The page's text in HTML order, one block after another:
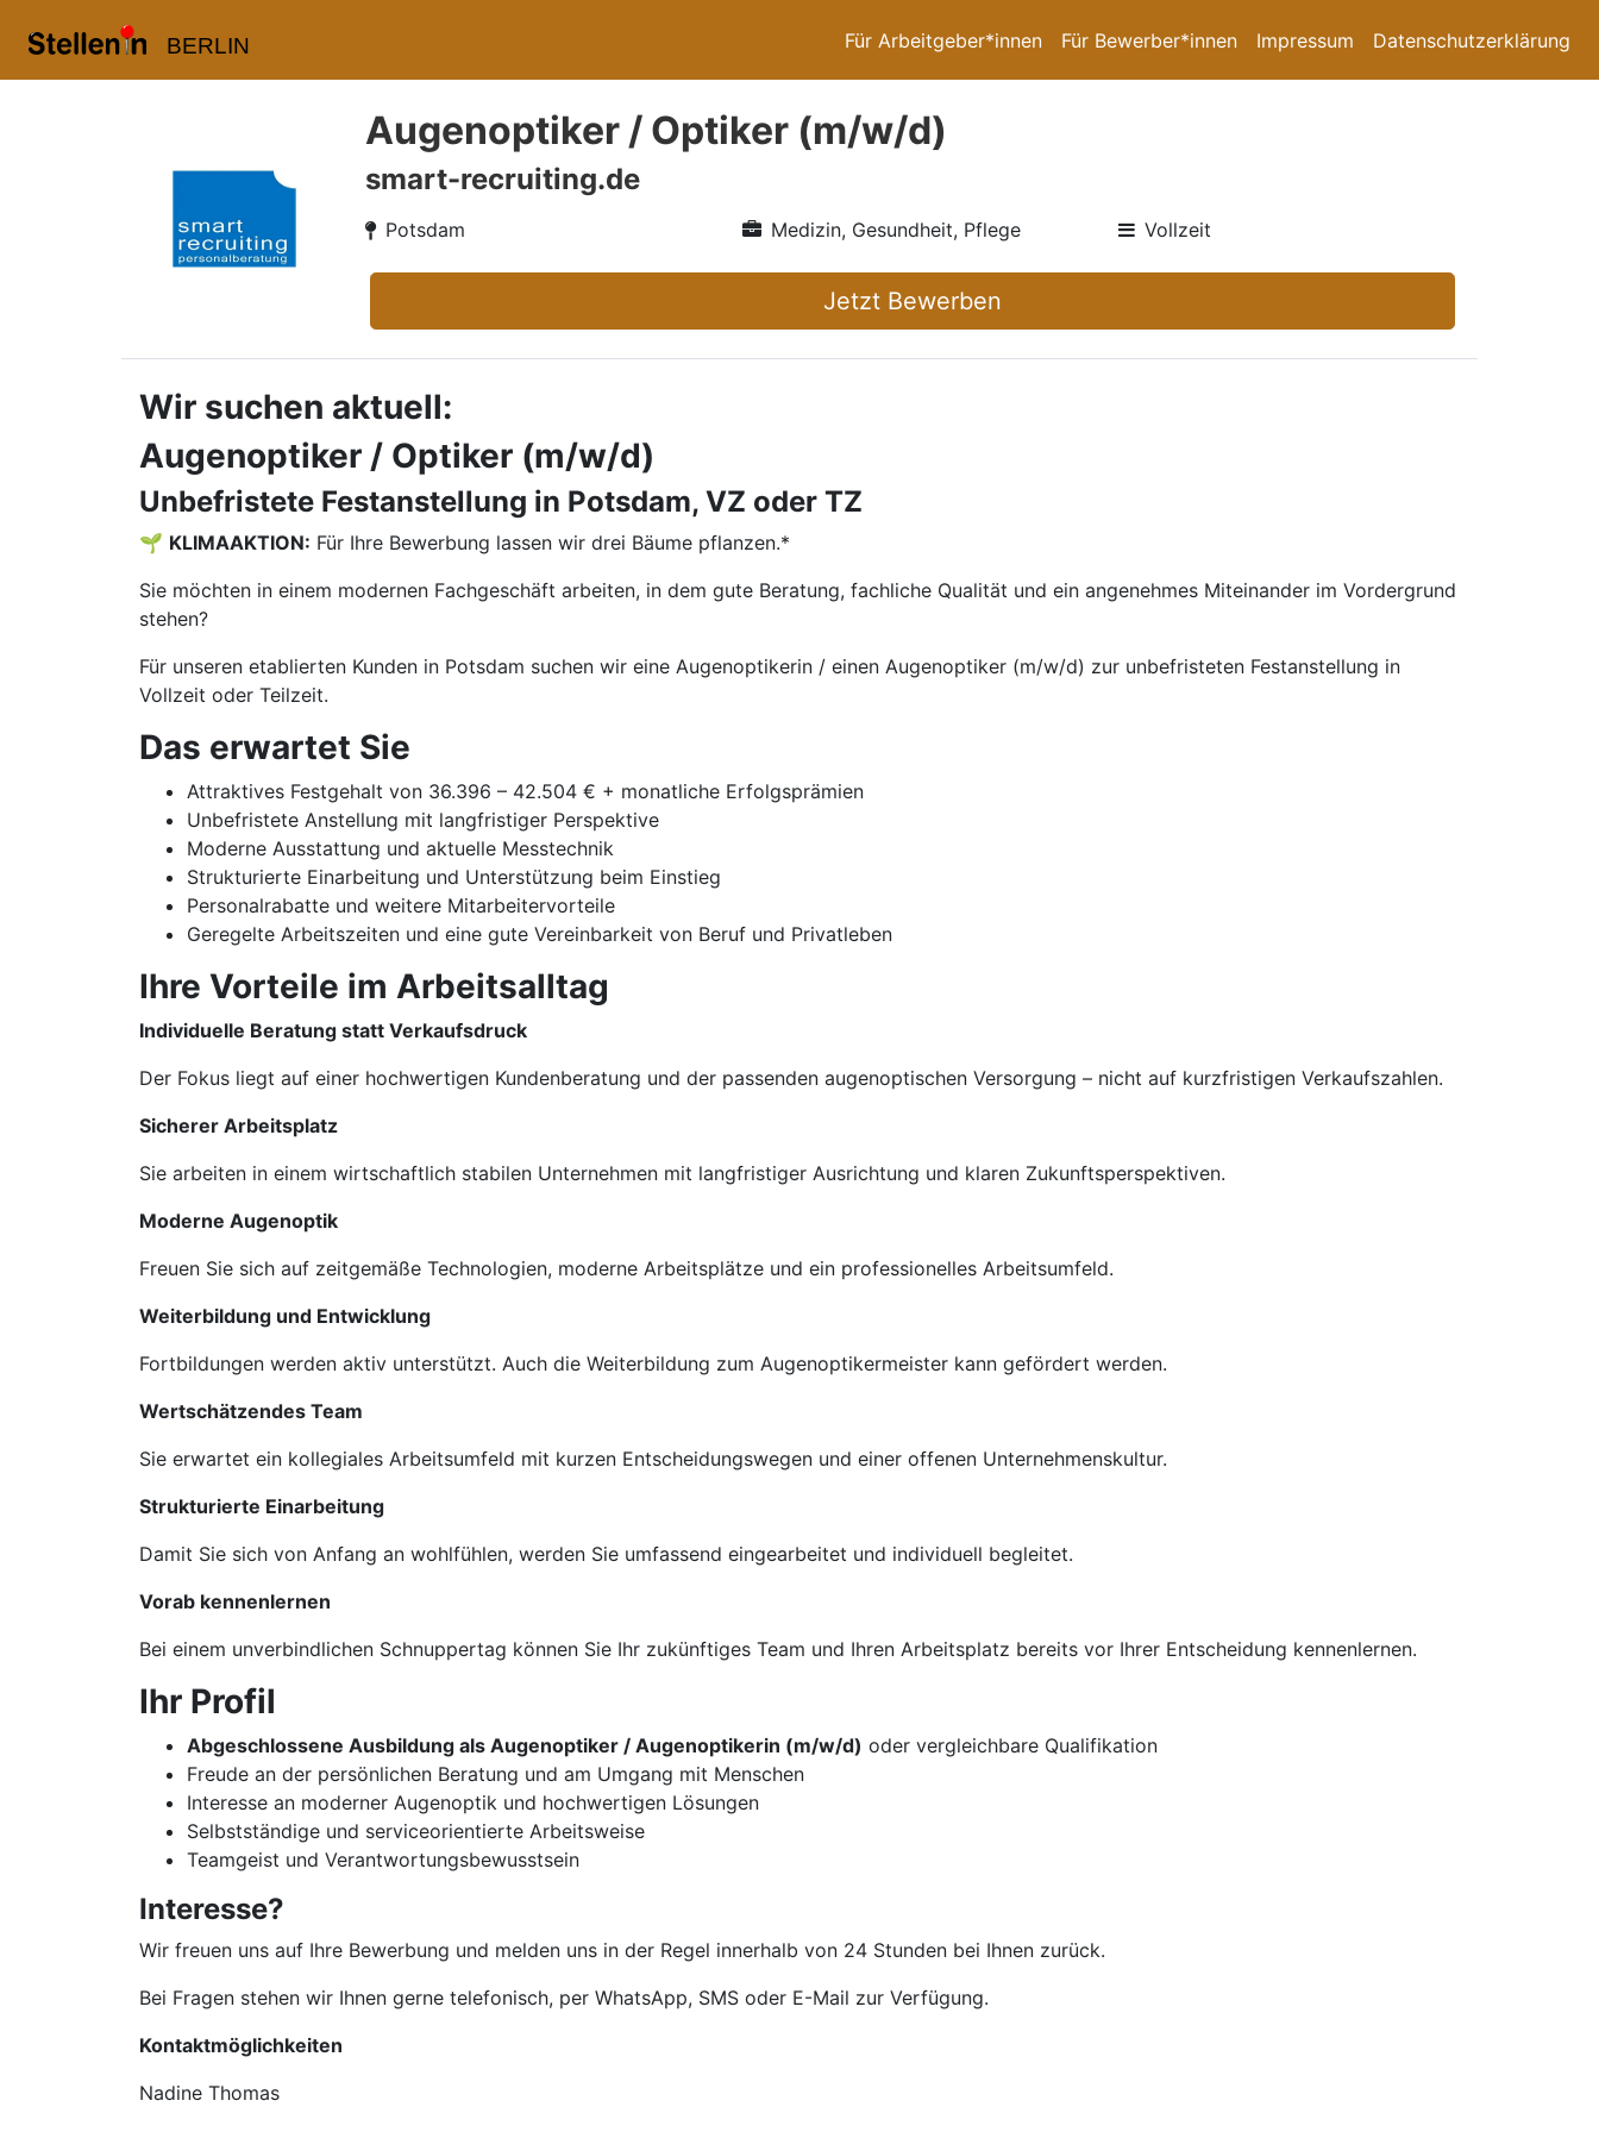
BERLIN Für Arbeitgeber*innen Für Bewerber*innen Impressum Datenschutzerklärung
Augenoptiker / Optiker (m/w/d)
smart-recruiting.de
Potsdam Medizin, Gesundheit, Pflege Vollzeit
Jetzt Bewerben
Wir suchen aktuell:
Augenoptiker / Optiker (m/w/d)
Unbefristete Festanstellung in Potsdam, VZ oder TZ
🌱 KLIMAAKTION: Für Ihre Bewerbung lassen wir drei Bäume pflanzen.*
Sie möchten in einem modernen Fachgeschäft arbeiten, in dem gute Beratung, fachliche Qualität und ein angenehmes Miteinander im Vordergrund
stehen?
Für unseren etablierten Kunden in Potsdam suchen wir eine Augenoptikerin / einen Augenoptiker (m/w/d) zur unbefristeten Festanstellung in
Vollzeit oder Teilzeit.
Das erwartet Sie
Attraktives Festgehalt von 36.396 – 42.504 € + monatliche Erfolgsprämien
Unbefristete Anstellung mit langfristiger Perspektive
Moderne Ausstattung und aktuelle Messtechnik
Strukturierte Einarbeitung und Unterstützung beim Einstieg
Personalrabatte und weitere Mitarbeitervorteile
Geregelte Arbeitszeiten und eine gute Vereinbarkeit von Beruf und Privatleben
Ihre Vorteile im Arbeitsalltag
Individuelle Beratung statt Verkaufsdruck
Der Fokus liegt auf einer hochwertigen Kundenberatung und der passenden augenoptischen Versorgung – nicht auf kurzfristigen Verkaufszahlen.
Sicherer Arbeitsplatz
Sie arbeiten in einem wirtschaftlich stabilen Unternehmen mit langfristiger Ausrichtung und klaren Zukunftsperspektiven.
Moderne Augenoptik
Freuen Sie sich auf zeitgemäße Technologien, moderne Arbeitsplätze und ein professionelles Arbeitsumfeld.
Weiterbildung und Entwicklung
Fortbildungen werden aktiv unterstützt. Auch die Weiterbildung zum Augenoptikermeister kann gefördert werden.
Wertschätzendes Team
Sie erwartet ein kollegiales Arbeitsumfeld mit kurzen Entscheidungswegen und einer offenen Unternehmenskultur.
Strukturierte Einarbeitung
Damit Sie sich von Anfang an wohlfühlen, werden Sie umfassend eingearbeitet und individuell begleitet.
Vorab kennenlernen
Bei einem unverbindlichen Schnuppertag können Sie Ihr zukünftiges Team und Ihren Arbeitsplatz bereits vor Ihrer Entscheidung kennenlernen.
Ihr Profil
Abgeschlossene Ausbildung als Augenoptiker / Augenoptikerin (m/w/d) oder vergleichbare Qualifikation
Freude an der persönlichen Beratung und am Umgang mit Menschen
Interesse an moderner Augenoptik und hochwertigen Lösungen
Selbstständige und serviceorientierte Arbeitsweise
Teamgeist und Verantwortungsbewusstsein
Interesse?
Wir freuen uns auf Ihre Bewerbung und melden uns in der Regel innerhalb von 24 Stunden bei Ihnen zurück.
Bei Fragen stehen wir Ihnen gerne telefonisch, per WhatsApp, SMS oder E-Mail zur Verfügung.
Kontaktmöglichkeiten
Nadine Thomas